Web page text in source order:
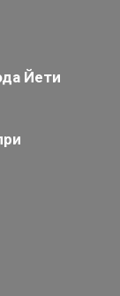
Йети